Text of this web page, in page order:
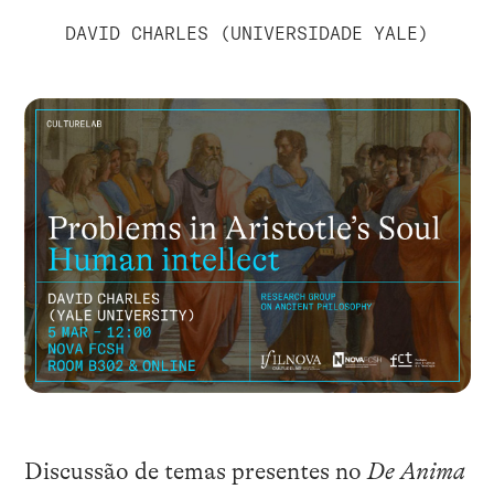
DAVID CHARLES (UNIVERSIDADE YALE)
Discussão de temas presentes noDe Anima